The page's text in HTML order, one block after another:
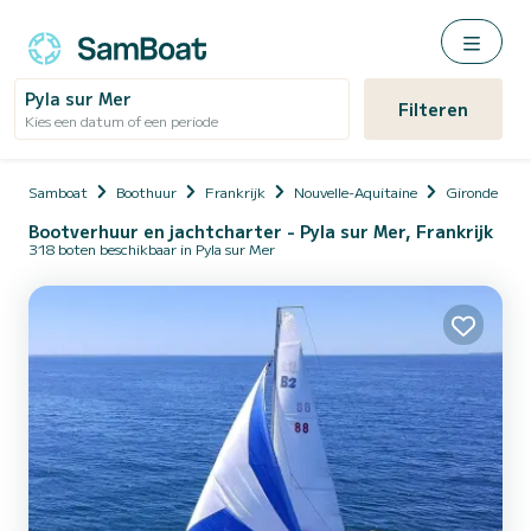
Pyla sur Mer
Kies een datum of een periode Filteren
Samboat Boothuur Frankrijk Nouvelle-Aquitaine Gironde
Bootverhuur en jachtcharter - Pyla sur Mer, Frankrijk
318 boten beschikbaar in Pyla sur Mer